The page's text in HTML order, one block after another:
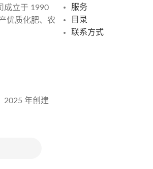
成立于 1990
优质化肥、农
服务
目录
联系方式
2025 年创建